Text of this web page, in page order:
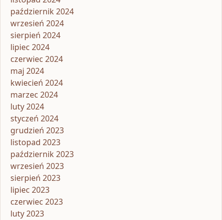
październik 2024
wrzesień 2024
sierpień 2024
lipiec 2024
czerwiec 2024
maj 2024
kwiecień 2024
marzec 2024
luty 2024
styczeń 2024
grudzień 2023
listopad 2023
październik 2023
wrzesień 2023
sierpień 2023
lipiec 2023
czerwiec 2023
luty 2023